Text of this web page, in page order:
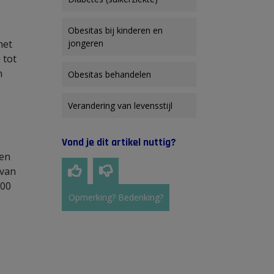
tot
Obesitas bij kinderen en
jongeren
Obesitas behandelen
Verandering van levensstijl
Vond je dit artikel nuttig?
Opmerking? Bedenking?